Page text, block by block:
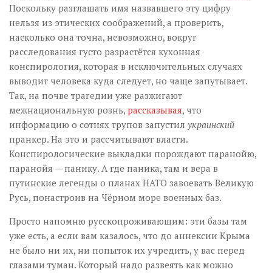
Поскольку разглашать имя назвавшего эту цифру
нельзя из этических соображений, а проверить,
насколько она точна, невозможно, вокруг
расследования густо разрастётся кухонная
конспирология, которая в исключительных случаях
выводит человека куда следует, но чаще запутывает.
Так, на почве трагедии уже разжигают
межнациональную рознь, рассказывая, что
информацию о сотнях трупов запустил украинский
пранкер. На это и рассчитывают власти.
Конспирологические выкладки порождают паранойю,
паранойя — панику. А где паника, там и вера в
путинские легенды о планах НАТО завоевать Великую
Русь, понастроив на Чёрном море военных баз.
Просто напомню русскопроживающим: эти базы там
уже есть, а если вам казалось, что до аннексии Крыма
не было ни их, ни попыток их учредить, у вас перед
глазами туман. Который надо развеять как можно